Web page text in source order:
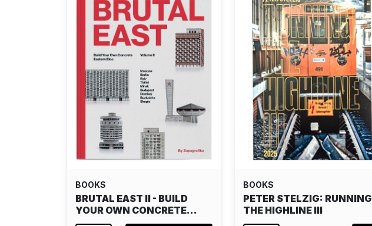
BOOKS
BRUTAL EAST II - BUILD
YOUR OWN CONCRETE…
BOOKS
PETER STELZIG: RUNNING
THE HIGHLINE III